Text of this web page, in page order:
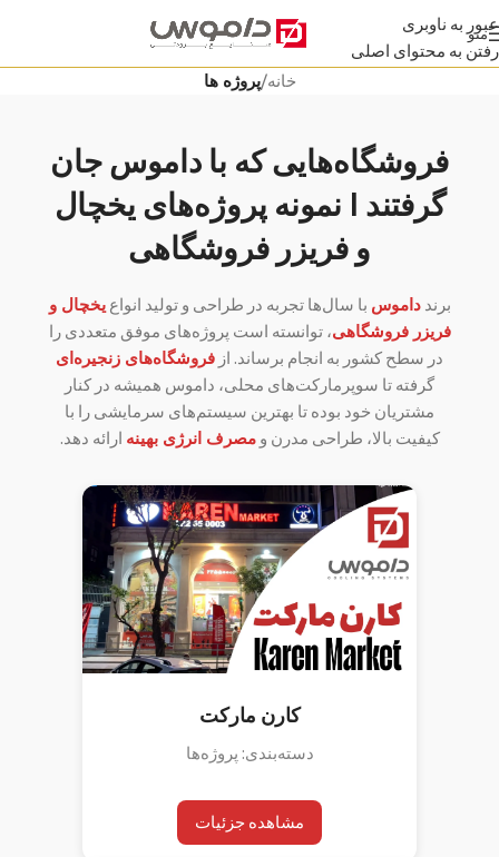
عبور به ناوبری
رفتن به محتوای اصلی
منو
خانه/پروژه ها
فروشگاه‌هایی که با داموس جان
گرفتند | نمونه پروژه‌های یخچال
و فریزر فروشگاهی
برندداموس با سال‌ها تجربه در طراحی و تولید انواعیخچال و
فریزر فروشگاهی، توانسته است پروژه‌های موفق متعددی را
در سطح کشور به انجام برساند. از فروشگاه‌های زنجیره‌ای
گرفته تا سوپرمارکت‌های محلی، داموس همیشه در کنار
مشتریان خود بوده تا بهترین سیستم‌های سرمایشی را با
کیفیت بالا، طراحی مدرن ومصرف انرژی بهینه ارائه دهد.
کارن مارکت
دسته‌بندی: پروژه‌ها
مشاهده جزئیات